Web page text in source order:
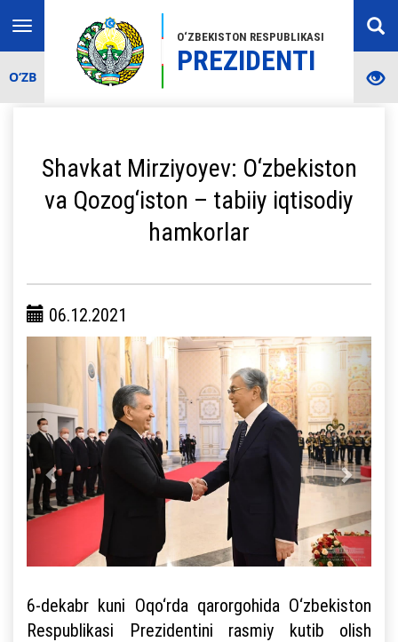
O‘ZBEKISTON RESPUBLIKASI
PREZIDENTI
Toggle
navigation
O‘ZB
Shavkat Mirziyoyev: O‘zbekiston
va Qozog‘iston – tabiiy iqtisodiy
hamkorlar
06.12.2021
6-dekabr kuni Oqo‘rda qarorgohida O‘zbekiston
Respublikasi Prezidentini rasmiy kutib olish